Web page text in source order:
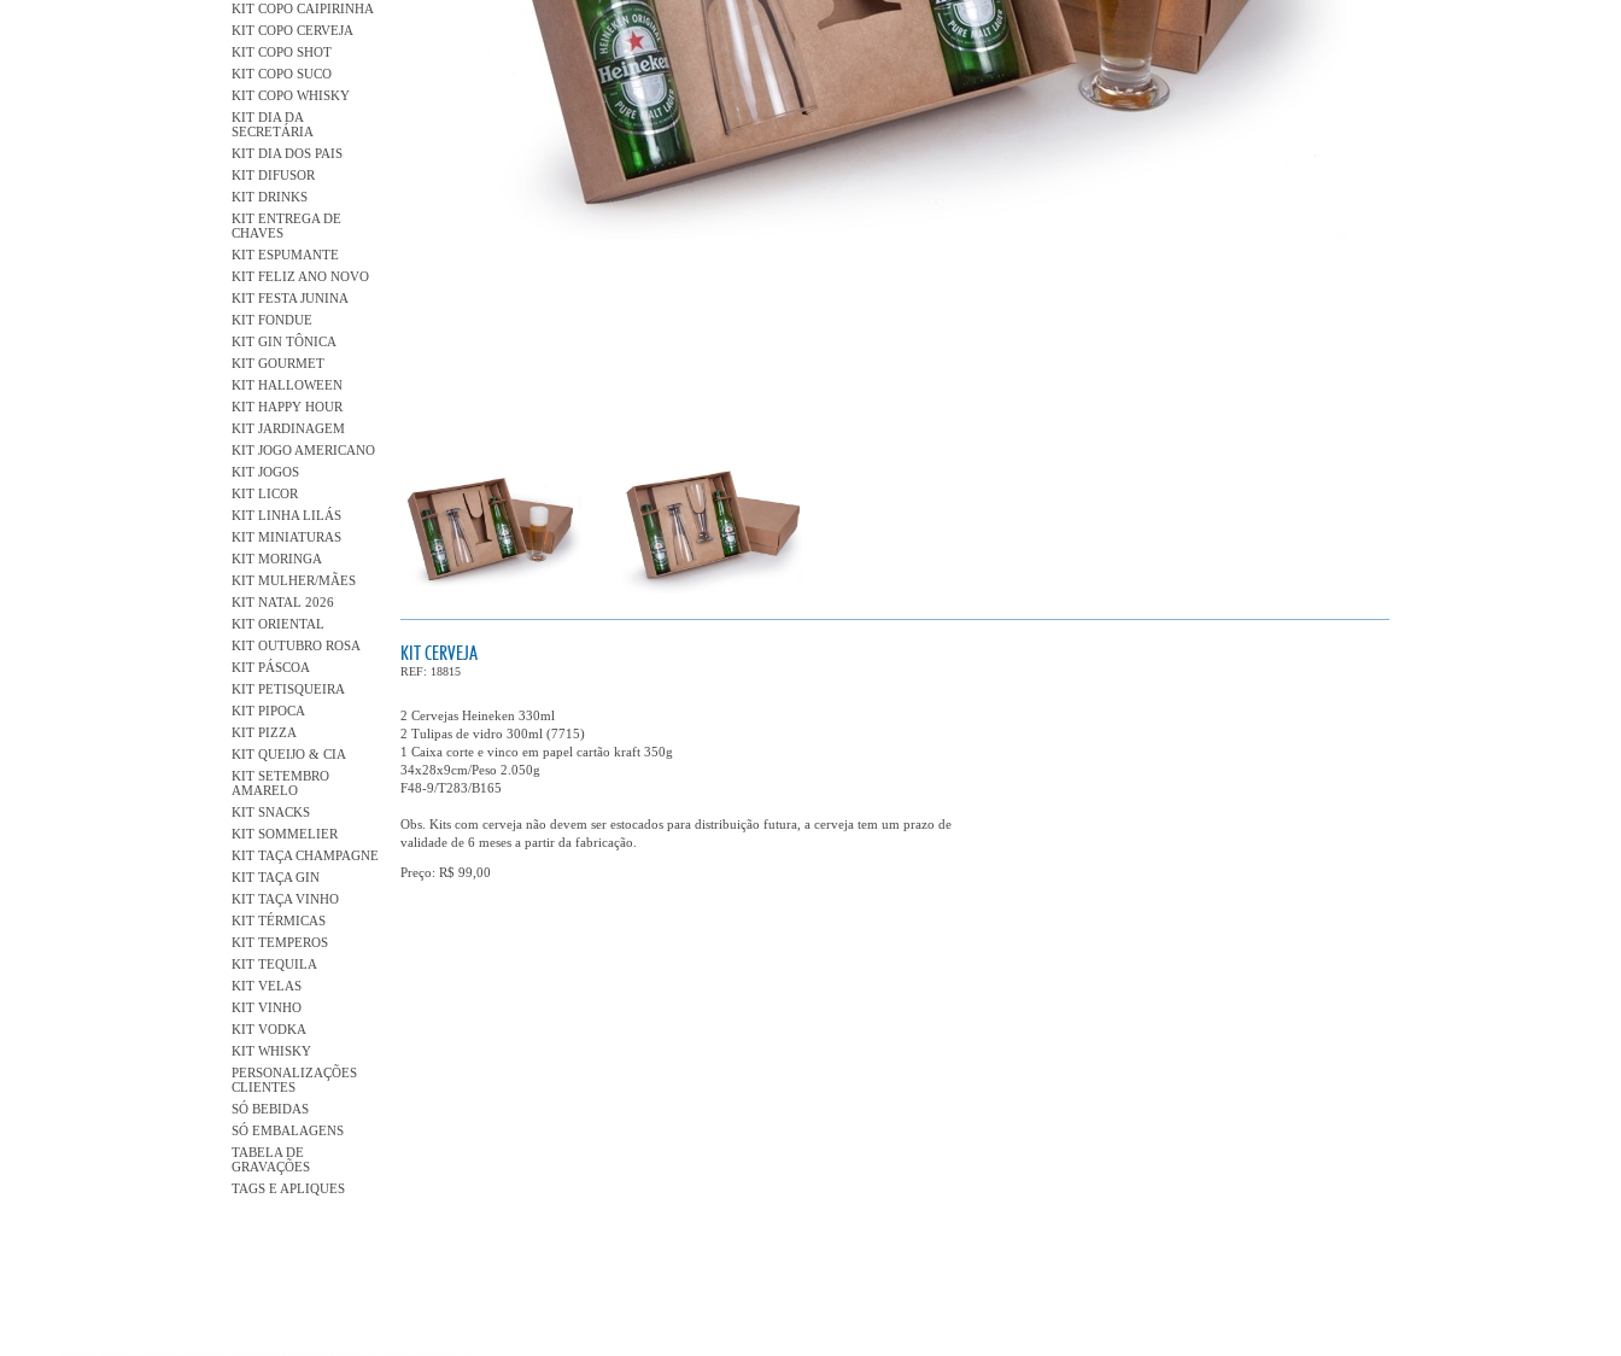
KIT COPO CAIPIRINHA
KIT COPO CERVEJA
KIT COPO SHOT
KIT COPO SUCO
KIT COPO WHISKY
KIT DIA DA
SECRETÁRIA
KIT DIA DOS PAIS
KIT DIFUSOR
KIT DRINKS
KIT ENTREGA DE
CHAVES
KIT ESPUMANTE
KIT FELIZ ANO NOVO
KIT FESTA JUNINA
KIT FONDUE
KIT GIN TÔNICA
KIT GOURMET
KIT HALLOWEEN
KIT HAPPY HOUR
KIT JARDINAGEM
KIT JOGO AMERICANO
KIT JOGOS
KIT LICOR
KIT LINHA LILÁS
KIT MINIATURAS
KIT MORINGA
KIT MULHER/MÃES
KIT NATAL 2026
KIT ORIENTAL
KIT OUTUBRO ROSA
KIT PÁSCOA
KIT PETISQUEIRA
KIT PIPOCA
KIT PIZZA
KIT QUEIJO & CIA
KIT SETEMBRO
AMARELO
KIT SNACKS
KIT SOMMELIER
KIT TAÇA CHAMPAGNE
KIT TAÇA GIN
KIT TAÇA VINHO
KIT TÉRMICAS
KIT TEMPEROS
KIT TEQUILA
KIT VELAS
KIT VINHO
KIT VODKA
KIT WHISKY
PERSONALIZAÇÕES
CLIENTES
SÓ BEBIDAS
SÓ EMBALAGENS
TABELA DE
GRAVAÇÕES
TAGS E APLIQUES
KIT CERVEJA
REF: 18815
2 Cervejas Heineken 330ml
2 Tulipas de vidro 300ml (7715)
1 Caixa corte e vinco em papel cartão kraft 350g
34x28x9cm/Peso 2.050g
F48-9/T283/B165
Obs. Kits com cerveja não devem ser estocados para distribuição futura, a cerveja tem um prazo de
validade de 6 meses a partir da fabricação.
Preço: R$ 99,00